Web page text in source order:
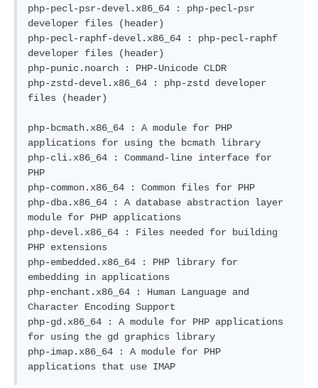
php-pecl-psr-devel.x86_64 : php-pecl-psr
developer files (header)
php-pecl-raphf-devel.x86_64 : php-pecl-raphf
developer files (header)
php-punic.noarch : PHP-Unicode CLDR
php-zstd-devel.x86_64 : php-zstd developer
files (header)
php-bcmath.x86_64 : A module for PHP
applications for using the bcmath library
php-cli.x86_64 : Command-line interface for
PHP
php-common.x86_64 : Common files for PHP
php-dba.x86_64 : A database abstraction layer
module for PHP applications
php-devel.x86_64 : Files needed for building
PHP extensions
php-embedded.x86_64 : PHP library for
embedding in applications
php-enchant.x86_64 : Human Language and
Character Encoding Support
php-gd.x86_64 : A module for PHP applications
for using the gd graphics library
php-imap.x86_64 : A module for PHP